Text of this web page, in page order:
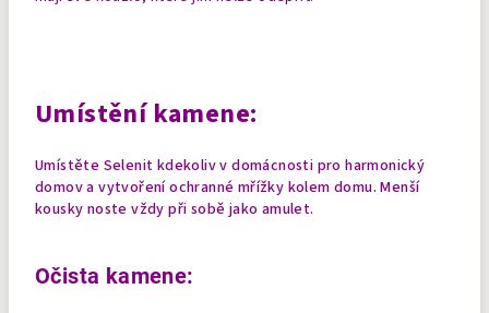
Umístění kamene:
Umístěte Selenit kdekoliv v domácnosti pro harmonický
domov a vytvoření ochranné mřížky kolem domu.Menší
kousky noste vždy při sobě jako amulet.
Očista kamene: